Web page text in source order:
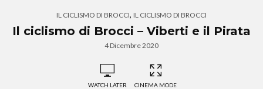
IL CICLISMO DI BROCCI, IL CICLISMO DI BROCCI
Il ciclismo di Brocci – Viberti e il Pirata
4 Dicembre 2020
WATCH LATER CINEMA MODE